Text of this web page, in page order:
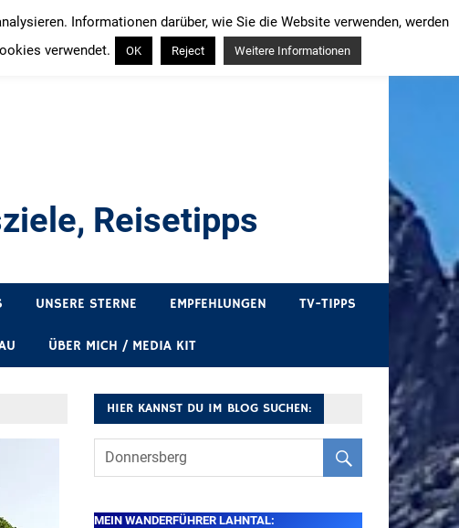
Reisetipps
UNSERE STERNE EMPFEHLUNGEN TV-TIPPS
ÜBER MICH / MEDIA KIT
HIER KANNST DU IM BLOG SUCHEN:
MEIN WANDERFÜHRER LAHNTAL:
Informationen darüber, wie Sie die Website verwenden, werden
verwendet.
OK Reject Weitere Informationen